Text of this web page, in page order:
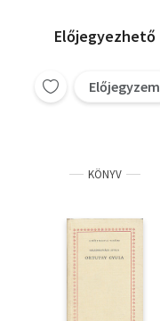
Előjegyezhető
Előjegyzem
KÖNYV